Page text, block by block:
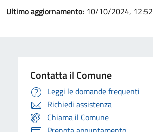
Ultimo aggiornamento: 10/10/2024, 12:52
Contatta il Comune
Leggi le domande frequenti
Richiedi assistenza
Chiama il Comune